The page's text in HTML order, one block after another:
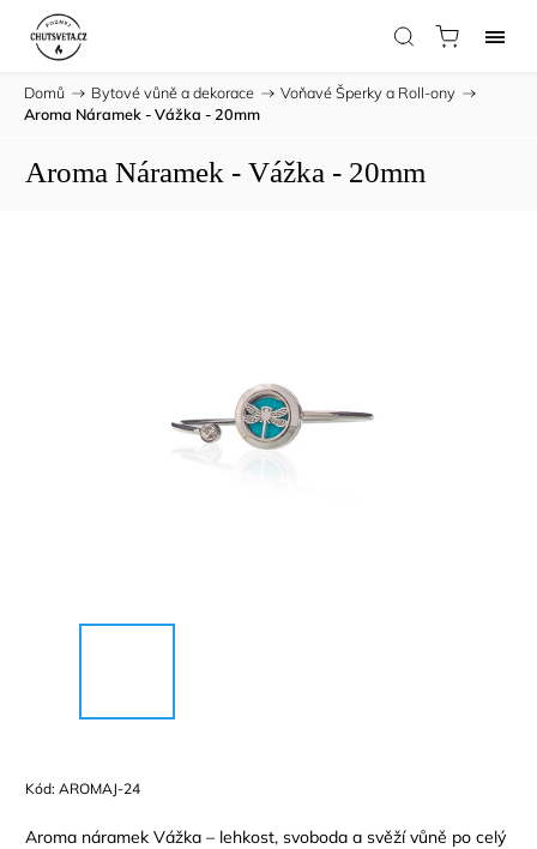
Domů / Bytové vůně a dekorace / Voňavé Šperky a Roll-ony /
Aroma Náramek - Vážka - 20mm
Aroma Náramek - Vážka - 20mm
Kód: AROMAJ-24
Aroma náramek Vážka – lehkost, svoboda a svěží vůně po celý